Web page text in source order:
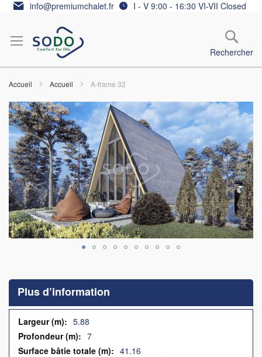
Allez info@premiumchalet.fr I - V 9:00 - 16:30 VI-VII Closed
Rechercher
Accueil Accueil A-frame 32
Skip
to
the
end
of
the
images
gallery
the
beginning
of
the
images
gallery
Plus d’information
Plus
d’information
5.88
7
41.16